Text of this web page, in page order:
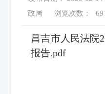
政局
浏览次数：
昌吉市人民法院
报告.pdf